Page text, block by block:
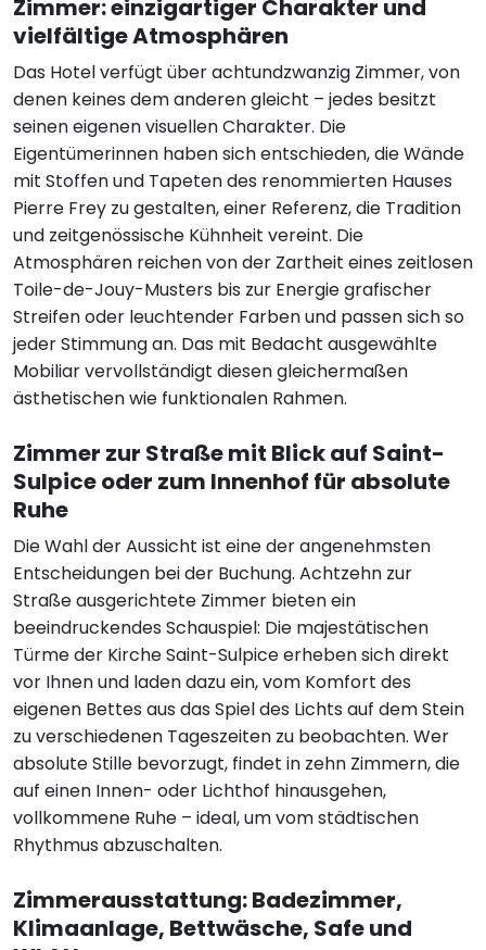
Zimmer: einzigartiger Charakter und
vielfältige Atmosphären
Das Hotel verfügt über achtundzwanzig Zimmer, von
denen keines dem anderen gleicht – jedes besitzt
seinen eigenen visuellen Charakter. Die
Eigentümerinnen haben sich entschieden, die Wände
mit Stoffen und Tapeten des renommierten Hauses
Pierre Frey zu gestalten, einer Referenz, die Tradition
und zeitgenössische Kühnheit vereint. Die
Atmosphären reichen von der Zartheit eines zeitlosen
Toile-de-Jouy-Musters bis zur Energie grafischer
Streifen oder leuchtender Farben und passen sich so
jeder Stimmung an. Das mit Bedacht ausgewählte
Mobiliar vervollständigt diesen gleichermaßen
ästhetischen wie funktionalen Rahmen.
Zimmer zur Straße mit Blick auf Saint-
Sulpice oder zum Innenhof für absolute
Ruhe
Die Wahl der Aussicht ist eine der angenehmsten
Entscheidungen bei der Buchung. Achtzehn zur
Straße ausgerichtete Zimmer bieten ein
beeindruckendes Schauspiel: Die majestätischen
Türme der Kirche Saint-Sulpice erheben sich direkt
vor Ihnen und laden dazu ein, vom Komfort des
eigenen Bettes aus das Spiel des Lichts auf dem Stein
zu verschiedenen Tageszeiten zu beobachten. Wer
absolute Stille bevorzugt, findet in zehn Zimmern, die
auf einen Innen- oder Lichthof hinausgehen,
vollkommene Ruhe – ideal, um vom städtischen
Rhythmus abzuschalten.
Zimmerausstattung: Badezimmer,
Klimaanlage, Bettwäsche, Safe und